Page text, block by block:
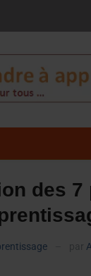
des